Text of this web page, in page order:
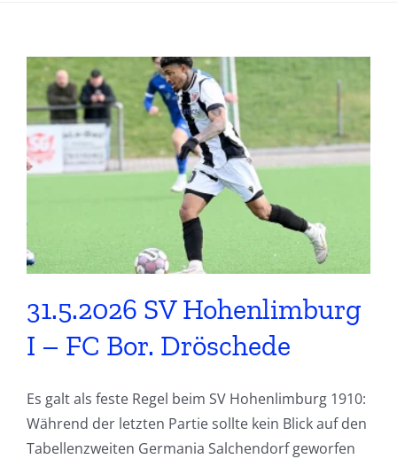
31.5.2026 SV Hohenlimburg
I – FC Bor. Dröschede
Es galt als feste Regel beim SV Hohenlimburg 1910:
Während der letzten Partie sollte kein Blick auf den
Tabellenzweiten Germania Salchendorf geworfen